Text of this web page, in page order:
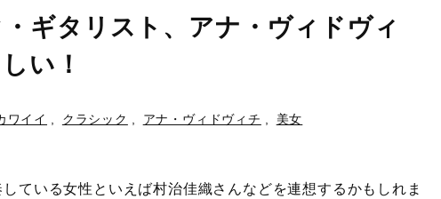
ギタリスト、アナ・ヴィドヴィ
い！
ワイイ クラシック アナ・ヴィドヴィチ 美女
ている女性といえば村治佳織さんなどを連想するかもしれま